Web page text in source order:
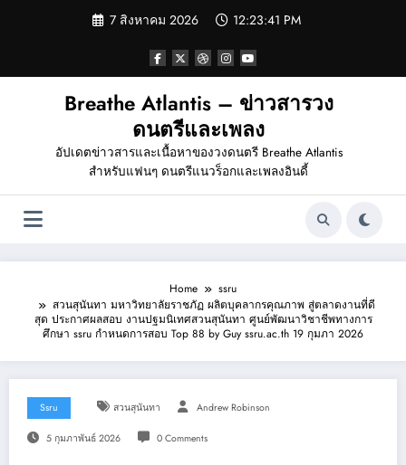
7 สิงหาคม 2026 12:23:41 PM
Breathe Atlantis – ข่าวสารวง
ดนตรีและเพลง
อัปเดตข่าวสารและเนื้อหาของวงดนตรี Breathe Atlantis
สำหรับแฟนๆ ดนตรีแนวร็อกและเพลงอินดี้
Home
ssru
สวนสุนันทา มหาวิทยาลัยราชภัฏ ผลิตบุคลากรคุณภาพ สู่ตลาดงานที่ดี
สุด ประกาศผลสอบ งานปฐมนิเทศสวนสุนันทา ศูนย์พัฒนาวิชาชีพทางการ
ศึกษา ssru กำหนดการสอบ Top 88 by Guy ssru.ac.th 19 กุมภา 2026
Ssru สวนสุนันทา Andrew Robinson
5 กุมภาพันธ์ 2026 0 Comments